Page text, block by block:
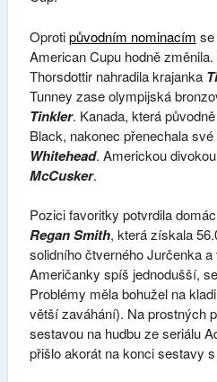
Oprotipůvodním nominacím
American Cupu hodně
Thorsdottir nahradila krajanka
Tunney zase olympijská
Tinkler. Kanada, která
Black, nakonec přenechala
Whitehead. Americkou
McCusker.
Pozici favoritky potvrdila
Regan Smith, která získala
solidního čtverného Jurčenka
Američanky spíš jednodušší,
Problémy měla bohužel na
větší zaváhání). Na prostných
sestavou na hudbu ze seriálu
přišlo akorát na konci sestavy